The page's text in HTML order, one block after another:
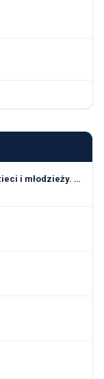
Lilliland - zajęcia rozwojowe dla dzieci i młodzieży. TUS, język polski, rozwój emocjonalny i społeczny